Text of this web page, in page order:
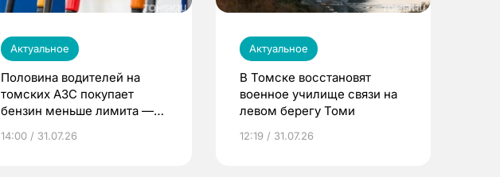
Актуальное
Половина водителей на
томских АЗС покупает
бензин меньше лимита —
14:00 / 31.07.26
Актуальное
В Томске восстановят
военное училище связи на
левом берегу Томи
12:19 / 31.07.26